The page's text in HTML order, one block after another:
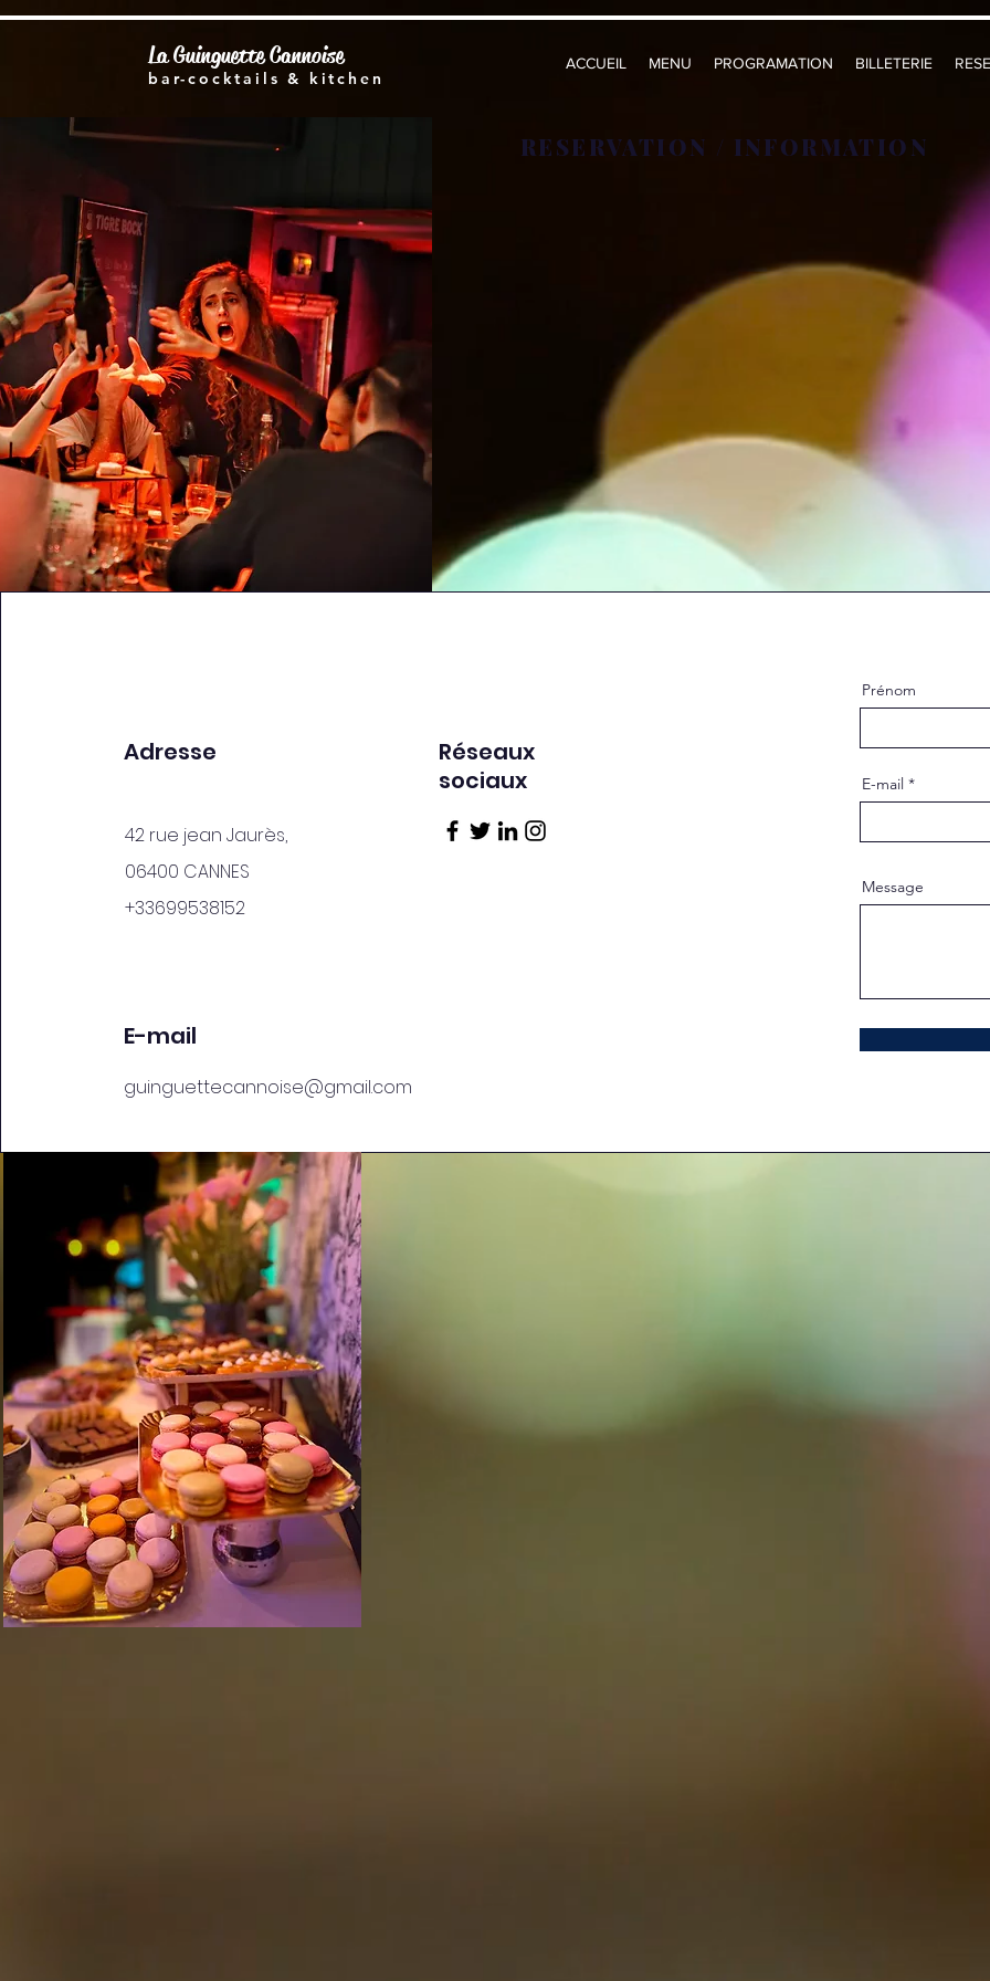
La Guinguette Cannoise
bar-cocktails & kitchen
ACCUEIL MENU PROGRAMATION BILLETERIE
RESERVATION / INFORMATION
Adresse
42 rue jean Jaurès,
06400 CANNES
+33699538152
Réseaux
sociaux
E-mail
guinguettecannoise@gmail.com
Prénom
E-mail
Message